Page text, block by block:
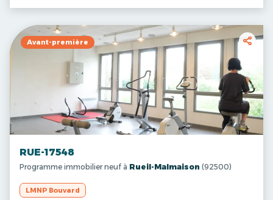
Avant-première
RUE-17548
Programme immobilier neuf à Rueil-Malmaison (92500)
LMNP Bouvard